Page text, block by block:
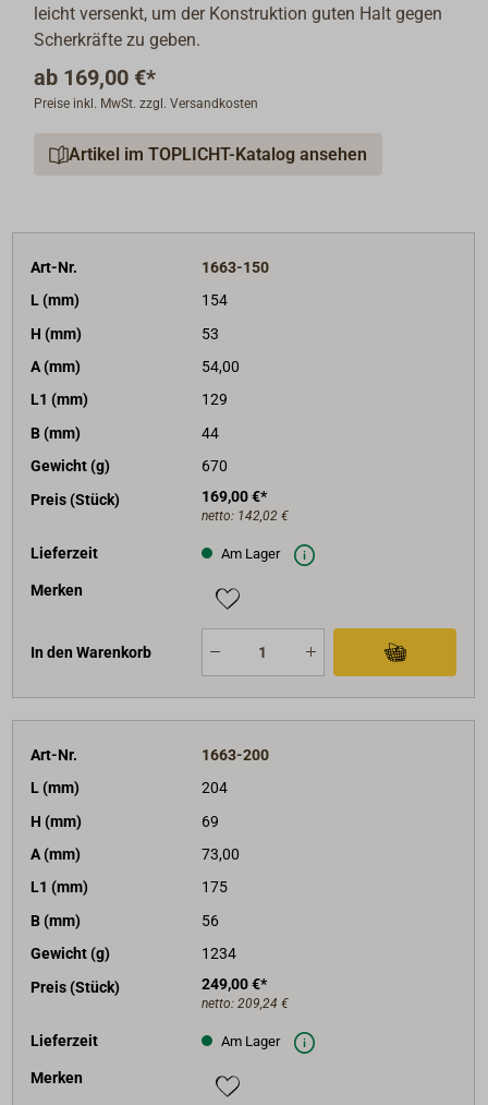
leicht versenkt, um der Konstruktion guten Halt gegen
Scherkräfte zu geben.
ab 169,00 €*
Preise inkl. MwSt. zzgl. Versandkosten
Artikel im TOPLICHT-Katalog ansehen
Art-Nr.
1663-150
L (mm)
154
H (mm)
53
A (mm)
54,00
L1 (mm)
129
B (mm)
44
Gewicht (g)
670
Preis (Stück)
169,00 €*
netto: 142,02 €
Lieferzeit Am Lager
Merken
In den Warenkorb
Art-Nr.
1663-200
L (mm)
204
H (mm)
69
A (mm)
73,00
L1 (mm)
175
B (mm)
56
Gewicht (g)
1234
Preis (Stück)
249,00 €*
netto: 209,24 €
Lieferzeit Am Lager
Merken